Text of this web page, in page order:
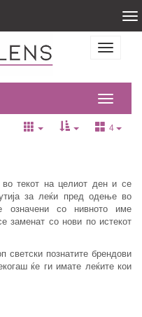
4
во текот на целиот ден и се
за леќи пред одење во
означени со нивното име
заменат со нови по истекот
светски познатите брендови
ќе ги имате леќите кои